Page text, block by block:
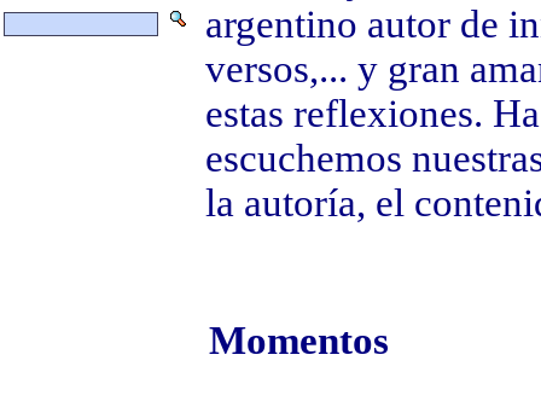
argentino autor de
versos,... y gran
estas reflexiones.
escuchemos
la autoría, el
Momentos